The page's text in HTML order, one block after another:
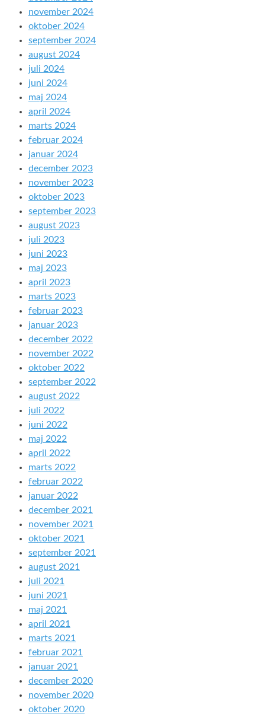
november 2024
oktober 2024
september 2024
august 2024
juli 2024
juni 2024
maj 2024
april 2024
marts 2024
februar 2024
januar 2024
december 2023
november 2023
oktober 2023
september 2023
august 2023
juli 2023
juni 2023
maj 2023
april 2023
marts 2023
februar 2023
januar 2023
december 2022
november 2022
oktober 2022
september 2022
august 2022
juli 2022
juni 2022
maj 2022
april 2022
marts 2022
februar 2022
januar 2022
december 2021
november 2021
oktober 2021
september 2021
august 2021
juli 2021
juni 2021
maj 2021
april 2021
marts 2021
februar 2021
januar 2021
december 2020
november 2020
oktober 2020